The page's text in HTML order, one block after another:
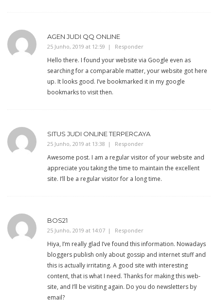
AGEN JUDI QQ ONLINE
25 Junho, 2019 at 12:59 Responder
Hello there. I found your website via Google even as
searching for a comparable matter, your website got here
up. It looks good. I’ve bookmarked it in my google
bookmarks to visit then.
SITUS JUDI ONLINE TERPERCAYA
25 Junho, 2019 at 13:38 Responder
Awesome post. I am a regular visitor of your website and
appreciate you taking the time to maintain the excellent
site. I’ll be a regular visitor for a long time.
BOS21
25 Junho, 2019 at 14:07 Responder
Hiya, I’m really glad I’ve found this information. Nowadays
bloggers publish only about gossip and internet stuff and
this is actually irritating. A good site with interesting
content, that is what I need. Thanks for making this web-
site, and I’ll be visiting again. Do you do newsletters by
email?